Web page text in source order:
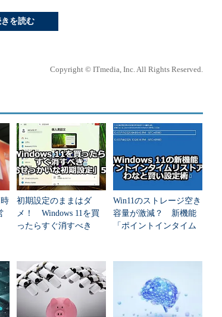
が成立した経緯があるようだ。
とに最大5Gバイト（計500Gバイト）を提供
する。
となり、無料オンライン版のOfficeを利用
リアルタイムで共同編集できる。
エンタープライズ級のコンテンツ管理やコ
供する。詳細は2014年3月に米ラスベガスで
定だという。
を読む
Copyright © ITmedia, Inc. All Rights Reserved.
初期設定のままはダ
メ！ Windows 11を買
ったらすぐ消すべき
Win11のストレージ空き
容量が激減？ 新機能
「ポイントインタイム